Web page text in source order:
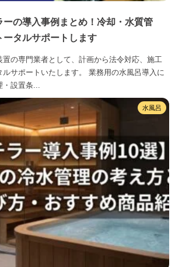
ーの導入事例まとめ！冷却・水質管
ータルサポートします
の専門業者として、計画から法令対応、施工
サポートいたします。 業務用の水風呂導入に
・設置条...
水風呂